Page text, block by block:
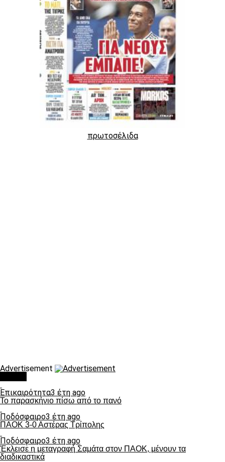
πρωτοσέλιδα
Advertisement
Επικαιρότητα3 έτη ago
Το παρασκήνιο πίσω από το πανό
Ποδόσφαιρο3 έτη ago
ΠΑΟΚ 3-0 Αστέρας Τρίπολης
Ποδόσφαιρο3 έτη ago
Έκλεισε η μεταγραφή Σαμάτα στον ΠΑΟΚ, μένουν τα
διαδικαστικά